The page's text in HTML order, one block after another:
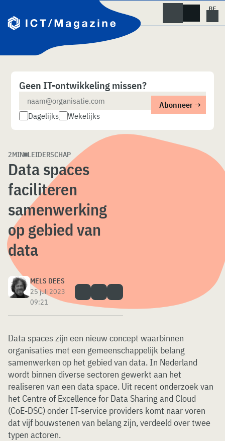
naar
content
Geen IT-ontwikkeling missen?
Dagelijks Wekelijks
2MIN LEIDERSCHAP
Data spaces
faciliteren
samenwerking
op gebied van
data
MELS DEES
25 juli 2023
09:21
Data spaces zijn een nieuw concept waarbinnen
organisaties met een gemeenschappelijk belang
samenwerken op het gebied van data. In Nederland
wordt binnen diverse sectoren gewerkt aan het
realiseren van een data space. Uit recent onderzoek van
het Centre of Excellence for Data Sharing and Cloud
(CoE-DSC) onder IT-service providers komt naar voren
dat vijf bouwstenen van belang zijn, verdeeld over twee
typen actoren.